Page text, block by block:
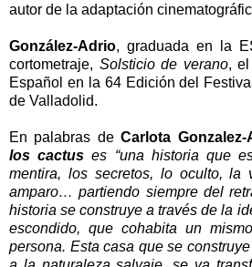
autor de la adaptación
González-Adrio, graduada en la
cortometraje, Solsticio de verano, el
Español en la 64 Edición del
de Valladolid.
En palabras deCarlota Gonzalez-
los cactus es “una historia que
mentira, los secretos, lo oculto, la
amparo… partiendo siempre del
historia se construye a través de la
escondido, que cohabita un
persona. Esta casa que se